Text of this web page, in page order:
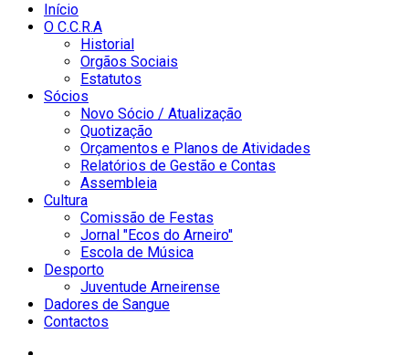
Início
O C.C.R.A
Historial
Orgãos Sociais
Estatutos
Sócios
Novo Sócio / Atualização
Quotização
Orçamentos e Planos de Atividades
Relatórios de Gestão e Contas
Assembleia
Cultura
Comissão de Festas
Jornal "Ecos do Arneiro"
Escola de Música
Desporto
Juventude Arneirense
Dadores de Sangue
Contactos